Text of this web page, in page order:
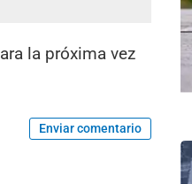
la próxima vez
Enviar comentario